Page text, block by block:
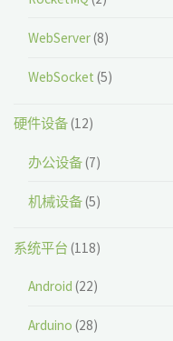
WebServer(8)
WebSocket (5)
硬件设备(12)
办公设备(7)
机械设备(5)
系统平台 (118)
Android (22)
Arduino (28)